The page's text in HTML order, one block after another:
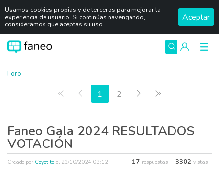
Usamos cookies propias y de terceros para mejorar la
experiencia de usuario. Si continúas navengando,
consideramos que aceptas su uso.
Aceptar
Foro
Primera página
Anterior
1 2 Siguiente
Faneo Gala 2024 RESULTADOS
VOTACIÓN
Creado por Coyotito el 22/10/2024 03:12 17 respuestas 3302 vistas